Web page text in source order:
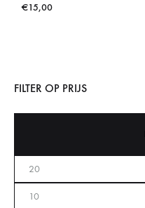
€15,00
FILTER OP PRIJS